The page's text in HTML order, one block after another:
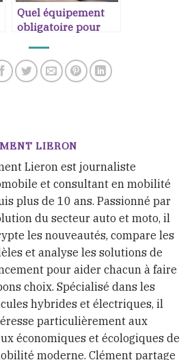
Quel équipement
obligatoire pour
LIERON
Lieron est journaliste
et consultant en mobilité
plus de 10 ans. Passionné par
du secteur auto et moto, il
les nouveautés, compare les
et analyse les solutions de
pour aider chacun à faire
choix. Spécialisé dans les
hybrides et électriques, il
particulièrement aux
économiques et écologiques de
moderne. Clément partage